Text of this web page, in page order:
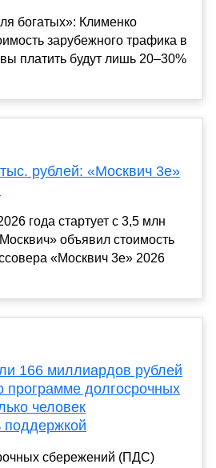
богатых»: Клименко
зарубежного трафика в
платить будут лишь 20–30%
рублей: «Москвич 3е»
года стартует с 3,5 млн
объявил стоимость
«Москвич 3е» 2026
166 миллиардов рублей
программе долгосрочных
человек
поддержкой
сбережений (ПДС)